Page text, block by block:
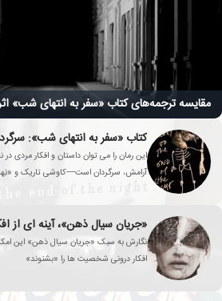
مقایسه ترجمه‌های کتاب «سفر به انتهای شب»
این رمان را می توان داستان و افکار مردی
آرامش، سرگردان است—کاوشی تاریک و
«جریان سیال ذهن»، آینه ای از
نگارش به سبک «جریان سیال ذهن» این
افکار درونی شخصیت ها را «بشنوند»